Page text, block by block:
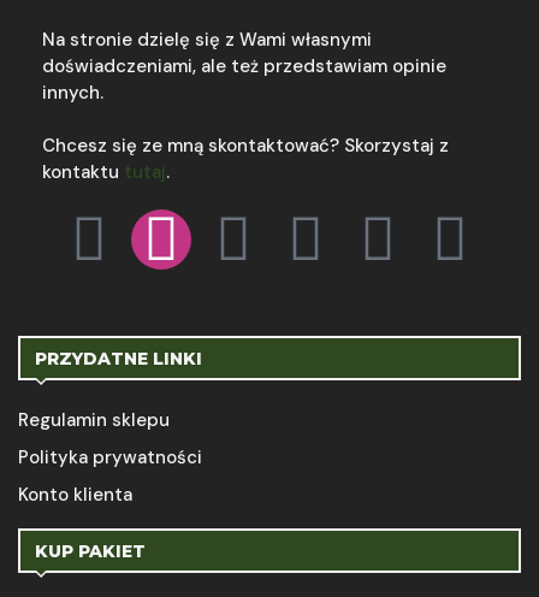
Na stronie dzielę się z Wami własnymi
doświadczeniami, ale też przedstawiam opinie
innych.
Chcesz się ze mną skontaktować? Skorzystaj z
kontaktu tutaj.
PRZYDATNE LINKI
Regulamin sklepu
Polityka prywatności
Konto klienta
KUP PAKIET